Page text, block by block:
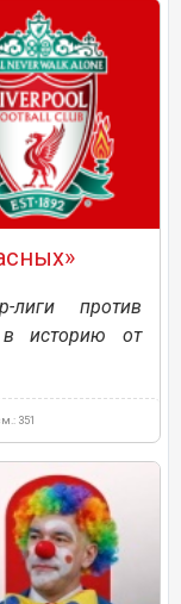
лиги против
в историю от
351